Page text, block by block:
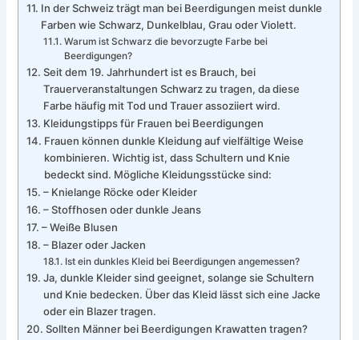
In der Schweiz trägt man bei Beerdigungen meist dunkle
Farben wie Schwarz, Dunkelblau, Grau oder Violett.
Warum ist Schwarz die bevorzugte Farbe bei
Beerdigungen?
Seit dem 19. Jahrhundert ist es Brauch, bei
Trauerveranstaltungen Schwarz zu tragen, da diese
Farbe häufig mit Tod und Trauer assoziiert wird.
Kleidungstipps für Frauen bei Beerdigungen
Frauen können dunkle Kleidung auf vielfältige Weise
kombinieren. Wichtig ist, dass Schultern und Knie
bedeckt sind. Mögliche Kleidungsstücke sind:
– Knielange Röcke oder Kleider
– Stoffhosen oder dunkle Jeans
– Weiße Blusen
– Blazer oder Jacken
Ist ein dunkles Kleid bei Beerdigungen angemessen?
Ja, dunkle Kleider sind geeignet, solange sie Schultern
und Knie bedecken. Über das Kleid lässt sich eine Jacke
oder ein Blazer tragen.
Sollten Männer bei Beerdigungen Krawatten tragen?